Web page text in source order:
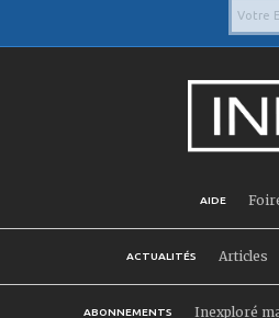
AIDE
ACTUALITÉS Articles
ABONNEMENTS Inexploré